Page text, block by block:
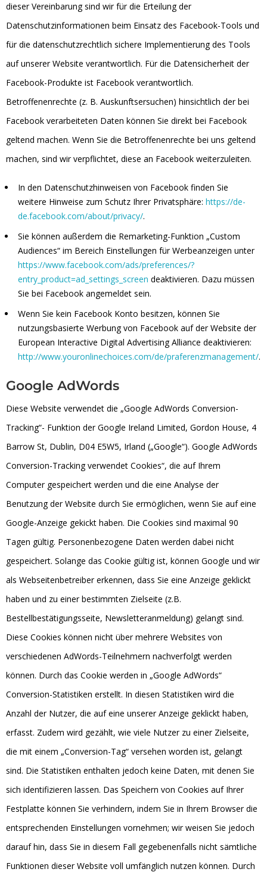
dieser Vereinbarung sind wir für die Erteilung der
Datenschutzinformationen beim Einsatz des Facebook-Tools und
für die datenschutzrechtlich sichere Implementierung des Tools
auf unserer Website verantwortlich. Für die Datensicherheit der
Facebook-Produkte ist Facebook verantwortlich.
Betroffenenrechte (z. B. Auskunftsersuchen) hinsichtlich der bei
Facebook verarbeiteten Daten können Sie direkt bei Facebook
geltend machen. Wenn Sie die Betroffenenrechte bei uns geltend
machen, sind wir verpflichtet, diese an Facebook weiterzuleiten.
In den Datenschutzhinweisen von Facebook finden Sie
weitere Hinweise zum Schutz Ihrer Privatsphäre: https://de-
de.facebook.com/about/privacy/.
Sie können außerdem die Remarketing-Funktion „Custom
Audiences“ im Bereich Einstellungen für Werbeanzeigen unter
https://www.facebook.com/ads/preferences/?
entry_product=ad_settings_screen deaktivieren. Dazu müssen
Sie bei Facebook angemeldet sein.
Wenn Sie kein Facebook Konto besitzen, können Sie
nutzungsbasierte Werbung von Facebook auf der Website der
European Interactive Digital Advertising Alliance deaktivieren:
http://www.youronlinechoices.com/de/praferenzmanagement/.
Google AdWords
Diese Website verwendet die „Google AdWords Conversion-
Tracking“- Funktion der Google Ireland Limited, Gordon House, 4
Barrow St, Dublin, D04 E5W5, Irland („Google“). Google AdWords
Conversion-Tracking verwendet Cookies“, die auf Ihrem
Computer gespeichert werden und die eine Analyse der
Benutzung der Website durch Sie ermöglichen, wenn Sie auf eine
Google-Anzeige gekickt haben. Die Cookies sind maximal 90
Tagen gültig. Personenbezogene Daten werden dabei nicht
gespeichert. Solange das Cookie gültig ist, können Google und wir
als Webseitenbetreiber erkennen, dass Sie eine Anzeige geklickt
haben und zu einer bestimmten Zielseite (z.B.
Bestellbestätigungsseite, Newsletteranmeldung) gelangt sind.
Diese Cookies können nicht über mehrere Websites von
verschiedenen AdWords-Teilnehmern nachverfolgt werden
können. Durch das Cookie werden in „Google AdWords“
Conversion-Statistiken erstellt. In diesen Statistiken wird die
Anzahl der Nutzer, die auf eine unserer Anzeige geklickt haben,
erfasst. Zudem wird gezählt, wie viele Nutzer zu einer Zielseite,
die mit einem „Conversion-Tag“ versehen worden ist, gelangt
sind. Die Statistiken enthalten jedoch keine Daten, mit denen Sie
sich identifizieren lassen. Das Speichern von Cookies auf Ihrer
Festplatte können Sie verhindern, indem Sie in Ihrem Browser die
entsprechenden Einstellungen vornehmen; wir weisen Sie jedoch
darauf hin, dass Sie in diesem Fall gegebenenfalls nicht sämtliche
Funktionen dieser Website voll umfänglich nutzen können. Durch